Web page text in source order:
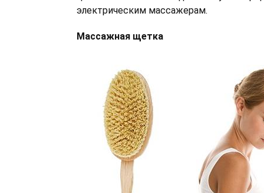
электрическим массажерам.
Массажная щетка